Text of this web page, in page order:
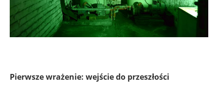
Pierwsze wrażenie: wejście do przeszłości